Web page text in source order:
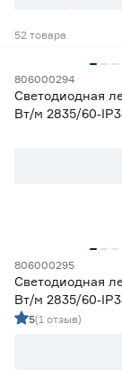
ул.
ул. им.
Тип
Ленты
от
Применение
52 товара
806000294
Светодиодная
Вт/м 2835/
806000295
Светодиодная
Вт/м 2835/
теплый 5 м
5(1 отзыв)